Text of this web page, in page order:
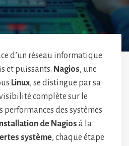
d’un réseau informatique
et puissants. Nagios, une
Linux, se distingue par sa
complète sur le
des systèmes
de Nagios à la
système, chaque étape